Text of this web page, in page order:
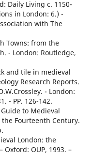
Daily Living c. 1150-
in London: 6.) -
with The
Towns: from the
- London: Routledge,
and tile in medieval
Research Reports.
- London:
- PP. 126-142.
to Medieval
Fourteenth Century.
London: the
OUP, 1993. –